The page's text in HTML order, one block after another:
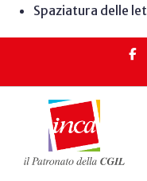
Spaziatura delle